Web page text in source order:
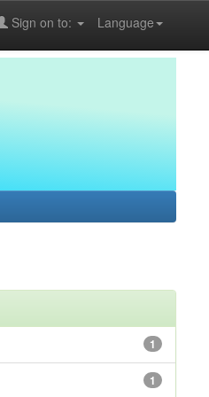
Language
Sign on to:
1
1